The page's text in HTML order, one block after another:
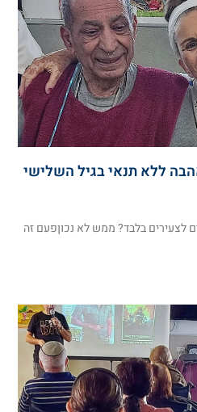
ללא תנאי בגיל השלישי
לצעירים בלבד? ממש לא נכוןפעם זה